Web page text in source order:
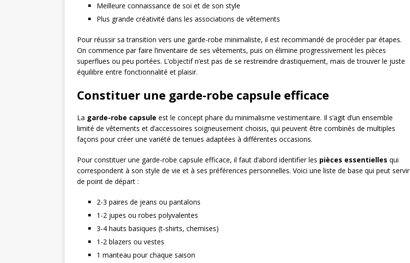
Meilleure connaissance de soi et de son style
Plus grande créativité dans les associations de vêtements
Pour réussir sa transition vers une garde-robe minimaliste, il est recommandé de procéder par étapes.
On commence par faire l’inventaire de ses vêtements, puis on élimine progressivement les pièces
superflues ou peu portées. L’objectif n’est pas de se restreindre drastiquement, mais de trouver le juste
équilibre entre fonctionnalité et plaisir.
Constituer une garde-robe capsule efficace
La garde-robe capsule est le concept phare du minimalisme vestimentaire. Il s’agit d’un ensemble
limité de vêtements et d’accessoires soigneusement choisis, qui peuvent être combinés de multiples
façons pour créer une variété de tenues adaptées à différentes occasions.
Pour constituer une garde-robe capsule efficace, il faut d’abord identifier les pièces essentielles qui
correspondent à son style de vie et à ses préférences personnelles. Voici une liste de base qui peut servir
de point de départ :
2-3 paires de jeans ou pantalons
1-2 jupes ou robes polyvalentes
3-4 hauts basiques (t-shirts, chemises)
1-2 blazers ou vestes
1 manteau pour chaque saison